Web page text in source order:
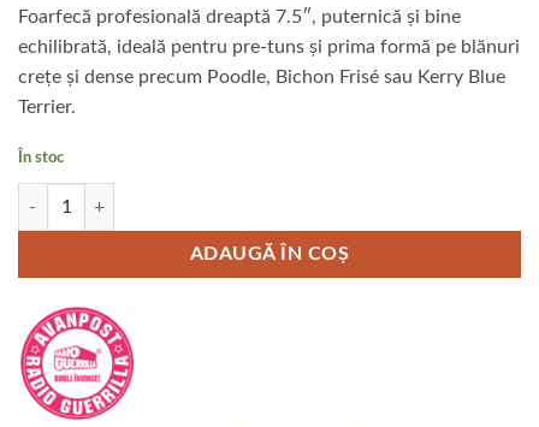
Foarfecă profesională dreaptă 7.5″, puternică și bine
echilibrată, ideală pentru pre-tuns și prima formă pe blănuri
crețe și dense precum Poodle, Bichon Frisé sau Kerry Blue
Terrier.
În stoc
Cantitate Foarfeci AKKO ACADEMY STRAIGHT
ADAUGĂ ÎN COȘ